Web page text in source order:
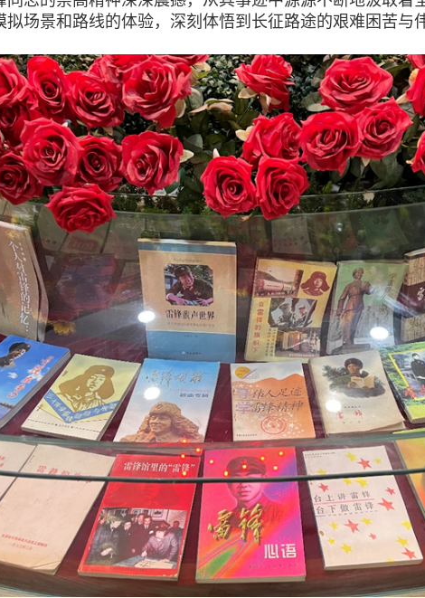
场景和路线的体验，深刻体悟到长征路途的艰难困苦与